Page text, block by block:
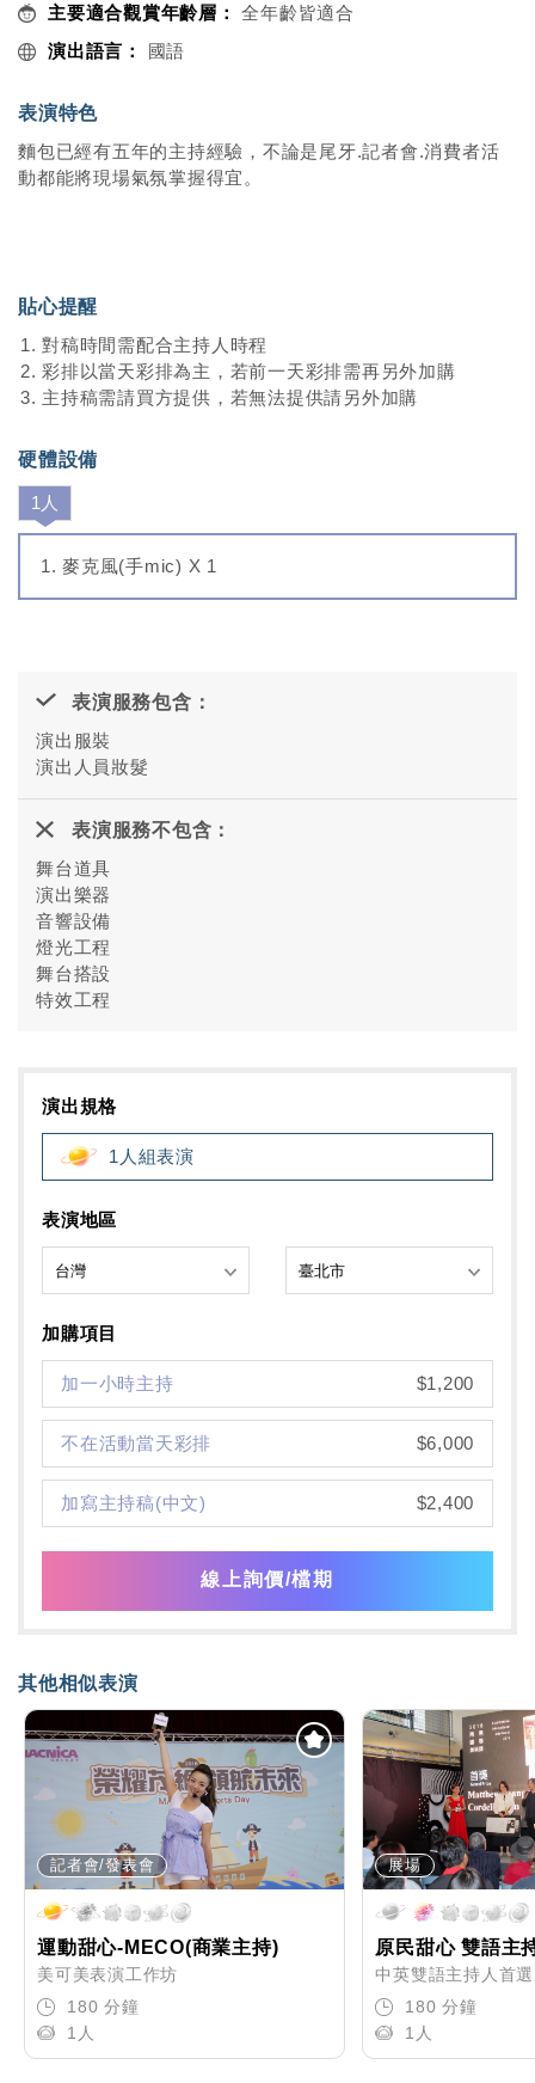
主要適合觀賞年齡層：
全年齡皆適合
演出語言：
國語
表演特色
麵包已經有五年的主持經驗，不論是尾牙.記者會.消費者活
動都能將現場氣氛掌握得宜。
貼心提醒
對稿時間需配合主持人時程
彩排以當天彩排為主，若前一天彩排需再另外加購
主持稿需請買方提供，若無法提供請另外加購
硬體設備
1人
麥克風(手mic) X 1
表演服務包含：
演出服裝
演出人員妝髮
表演服務不包含：
舞台道具
演出樂器
音響設備
燈光工程
舞台搭設
特效工程
演出規格
1人組表演
表演地區
加購項目
$1,200
加一小時主持
$6,000
不在活動當天彩排
$2,400
加寫主持稿(中文)
線上詢價/檔期
其他相似表演
記者會/發表會
運動甜心-MECO(商業主持)
美可美表演工作坊
180 分鐘
1人
展場
原民甜心 雙語主
中英雙語主持人首
180 分鐘
1人